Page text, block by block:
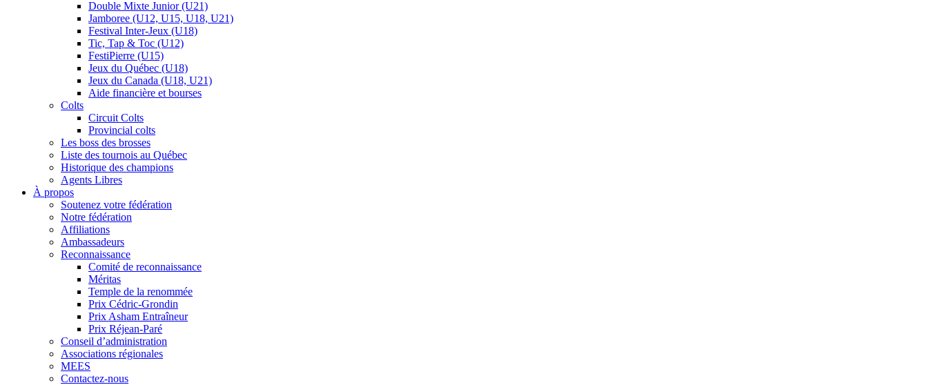
Double Mixte Junior (U21)
Jamboree (U12, U15, U18, U21)
Festival Inter-Jeux (U18)
Tic, Tap & Toc (U12)
FestiPierre (U15)
Jeux du Québec (U18)
Jeux du Canada (U18, U21)
Aide financière et bourses
Colts
Circuit Colts
Provincial colts
Les boss des brosses
Liste des tournois au Québec
Historique des champions
Agents Libres
À propos
Soutenez votre fédération
Notre fédération
Affiliations
Ambassadeurs
Reconnaissance
Comité de reconnaissance
Méritas
Temple de la renommée
Prix Cédric-Grondin
Prix Asham Entraîneur
Prix Réjean-Paré
Conseil d’administration
Associations régionales
MEES
Contactez-nous